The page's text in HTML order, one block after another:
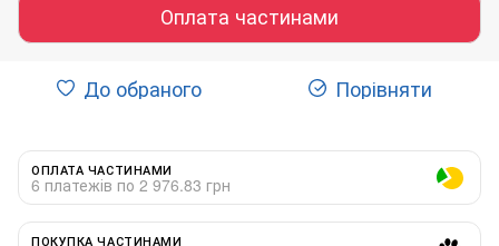
Оплата частинами
До обраного Порівняти
ОПЛАТА ЧАСТИНАМИ
6 платежів по 2 976.83 грн
ПОКУПКА ЧАСТИНАМИ